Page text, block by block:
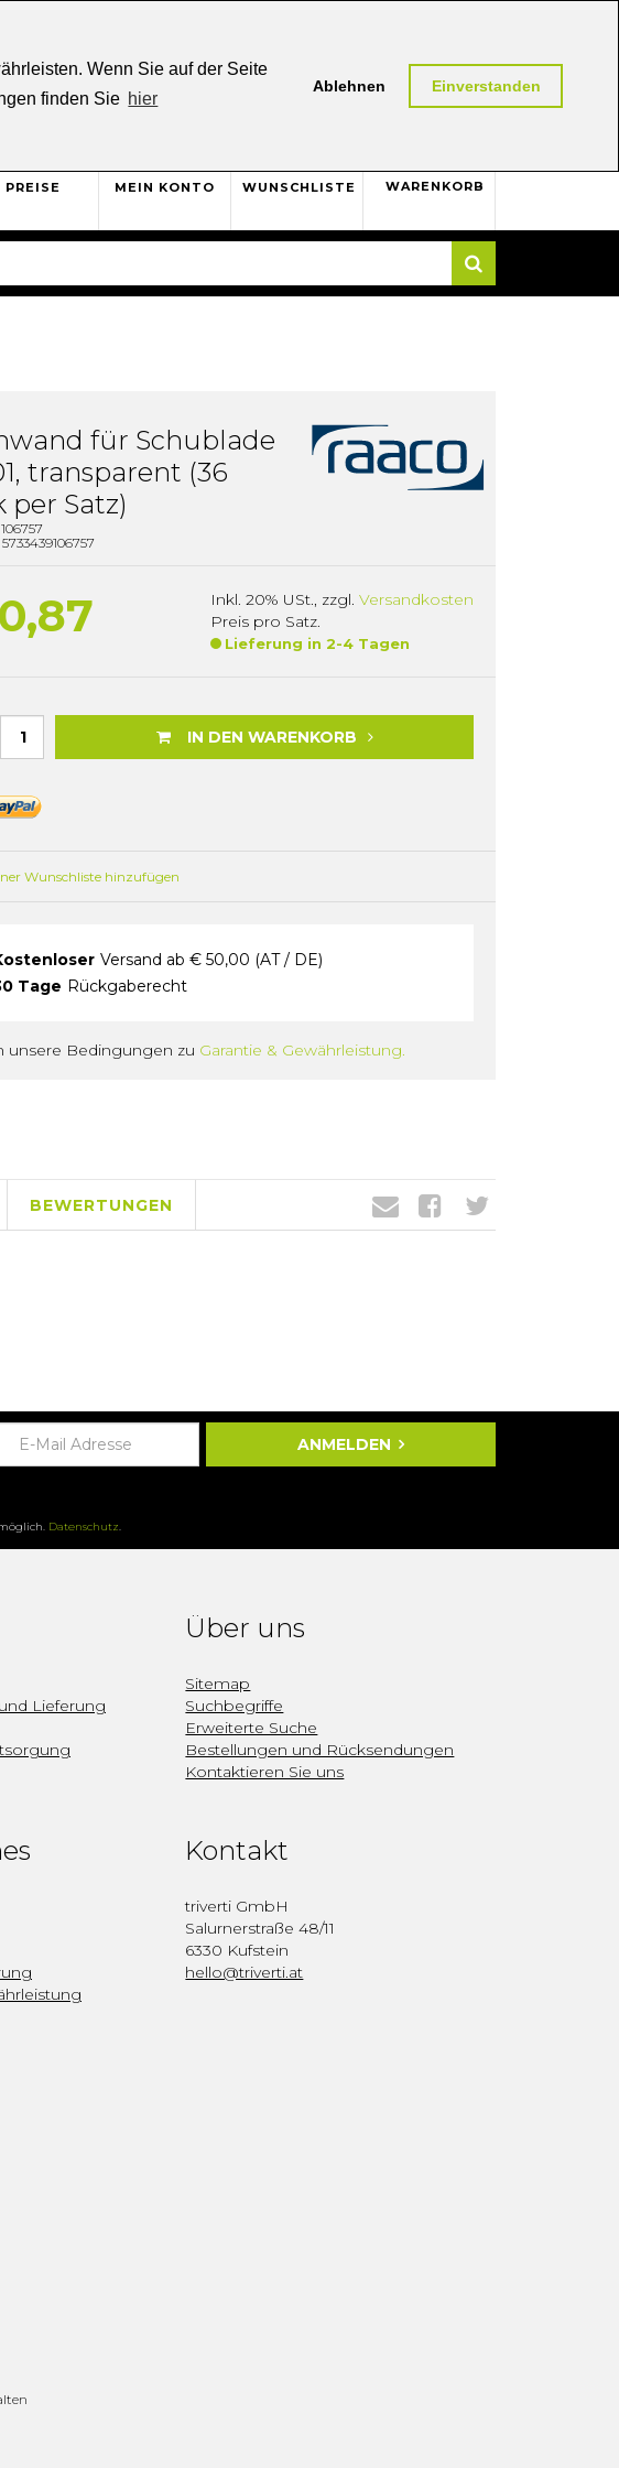
Wenn Sie auf der Seite
finden Sie hier
Ablehnen Einverstanden
Rückgaberecht
PREISE MEIN KONTO WUNSCHLISTE WARENKORB
0
für Schublade
transparent (36
per Satz)
Inkl. 20% USt., zzgl. Versandkosten
Preis pro Satz.
Lieferung in 2-4 Tagen
IN DEN WARENKORB
Wunschliste hinzufügen
Versand ab € 50,00 (AT / DE)
Tage Rückgaberecht
unsere Bedingungen zu Garantie & Gewährleistung.
BEWERTUNGEN
ANMELDEN
Datenschutz.
Lieferung
Über uns
Sitemap
Suchbegriffe
Erweiterte Suche
Bestellungen und Rücksendungen
Kontaktieren Sie uns
Kontakt
triverti GmbH
Salurnerstraße 48/11
6330 Kufstein
hello@triverti.at